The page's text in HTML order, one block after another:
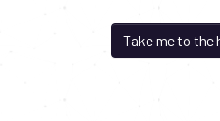
Take me to the